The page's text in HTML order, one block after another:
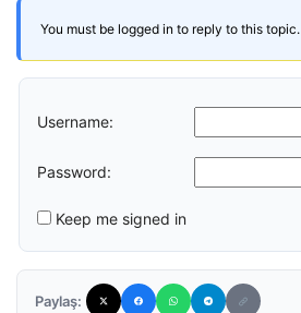
You must be logged in to reply to this topic.
Username:
Password:
Keep me signed in
Paylaş: